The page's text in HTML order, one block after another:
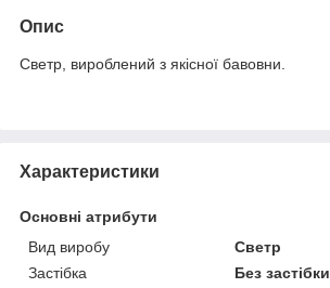
Опис
Светр, вироблений з якісної бавовни.
Характеристики
Основні атрибути
Вид виробу
Светр
Застібка
Без застібки